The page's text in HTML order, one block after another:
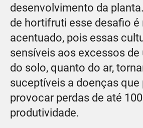
desenvolvimento da
de hortifruti esse desafio é
acentuado, pois essas
sensíveis aos excessos de
do solo, quanto do ar,
suceptíveis a doenças que
provocar perdas de até
produtividade.